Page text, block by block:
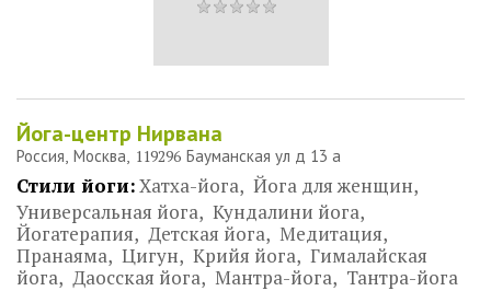
Йога-центр Нирвана
Россия Москва 119296 Бауманская ул д 13 а
Стили йоги:Хатха-йога Йога для женщин
Универсальная йога Кундалини йога
Йогатерапия
Детская йога Медитация
Пранаяма Цигун Крийя йога Гималайская
йога Даосская йога Мантра-йога Тантра-йога